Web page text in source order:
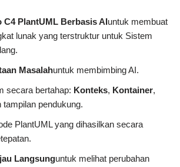
C4 PlantUML Berbasis AIuntuk membuat
lunak yang terstruktur untuk Sistem
Masalahuntuk membimbing AI.
secara bertahap: Konteks, Kontainer,
tampilan pendukung.
PlantUML yang dihasilkan secara
Langsunguntuk melihat perubahan